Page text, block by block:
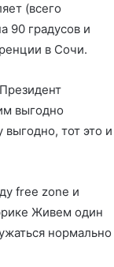
(всего
90 градусов и
в Сочи.
выгодно
тот это и
free zone и
Живем один
нормально